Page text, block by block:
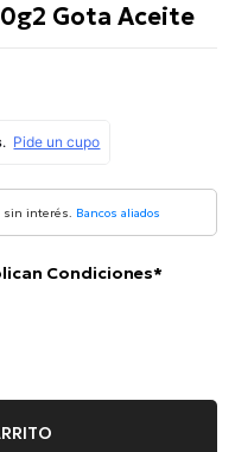
Gota Aceite
sin interés. Bancos aliados
Condiciones*